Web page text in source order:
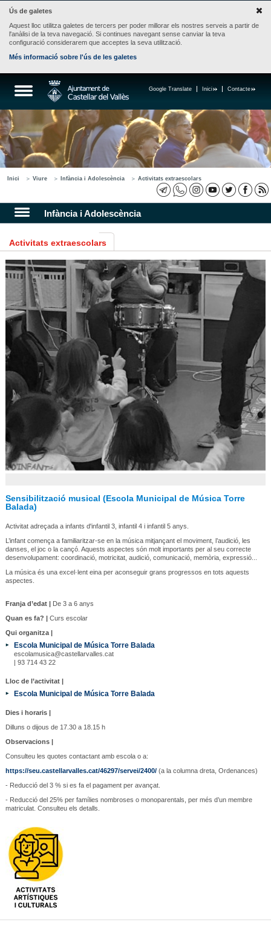
Ús de galetes
Aquest lloc utilitza galetes de tercers per poder millorar els nostres serveis a partir de
l'anàlisi de la teva navegació. Si continues navegant sense canviar la teva
configuració considerarem que acceptes la seva utilització.
Més informació sobre l'ús de les galetes
Contacte
Inici
Google Translate
Inici Viure Infància i Adolescència Activitats extraescolars
Infància i Adolescència
Activitats extraescolars
Sensibilització musical (Escola Municipal de Música Torre
Balada)
Activitat adreçada a infants d'infantil 3, infantil 4 i infantil 5 anys.
L’infant comença a familiaritzar-se en la música mitjançant el moviment, l’audició, les
danses, el joc o la cançó. Aquests aspectes són molt importants per al seu correcte
desenvolupament: coordinació, motricitat, audició, comunicació, memòria, expressió...
La música és una excel·lent eina per aconseguir grans progressos en tots aquests
aspectes.
Franja d’edat |
De 3 a 6 anys
Quan es fa? |
Curs escolar
Qui organitza |
Escola Municipal de Música Torre Balada
escolamusica@castellarvalles.cat
| 93 714 43 22
Lloc de l’activitat |
Escola Municipal de Música Torre Balada
Dies i horaris |
Dilluns o dijous de 17.30 a 18.15 h
Observacions |
Consulteu les quotes contactant amb escola o a:
https://seu.castellarvalles.cat/46297/servei/2400/ (a la columna dreta, Ordenances)
- Reducció del 3 % si es fa el pagament per avançat.
- Reducció del 25% per famílies nombroses o monoparentals, per més d’un membre
matriculat. Consulteu els detalls.